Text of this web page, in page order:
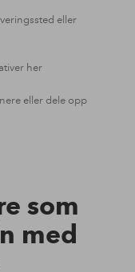
eller
her
eller dele opp
som
med